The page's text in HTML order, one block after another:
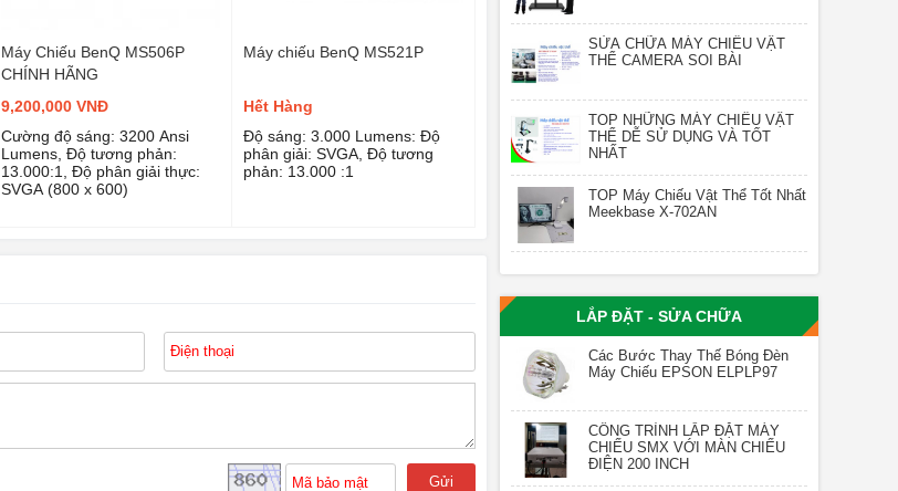
Máy Chiếu BenQ MS506P
CHÍNH HÃNG
9,200,000 VNĐ
Cường độ sáng: 3200 Ansi
Lumens, Độ tương phản:
13.000:1, Độ phân giải thực:
SVGA (800 x 600)
Máy chiếu BenQ MS521P
Hết Hàng
Độ sáng: 3.000 Lumens: Độ
phân giải: SVGA, Độ tương
phản: 13.000 :1
Gửi
SỬA CHỮA MÁY CHIẾU VẬT
THỂ CAMERA SOI BÀI
TOP NHỮNG MÁY CHIẾU VẬT
THỂ DỄ SỬ DỤNG VÀ TỐT
NHẤT
TOP Máy Chiếu Vật Thể Tốt Nhất
Meekbase X-702AN
LẮP ĐẶT - SỬA CHỮA
Các Bước Thay Thế Bóng Đèn
Máy Chiếu EPSON ELPLP97
CÔNG TRÌNH LẮP ĐẶT MÁY
CHIẾU SMX VỚI MÀN CHIẾU
ĐIỆN 200 INCH